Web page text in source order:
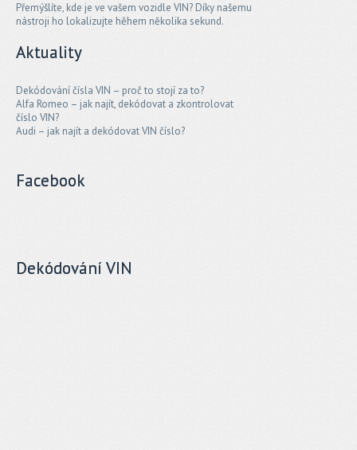
Přemýšlíte, kde je ve vašem vozidle VIN? Díky našemu
nástroji ho lokalizujte hěhem několika sekund.
Aktuality
Dekódování čísla VIN – proč to stojí za to?
Alfa Romeo – jak najít, dekódovat a zkontrolovat
číslo VIN?
Audi – jak najít a dekódovat VIN číslo?
Facebook
Dekódování VIN